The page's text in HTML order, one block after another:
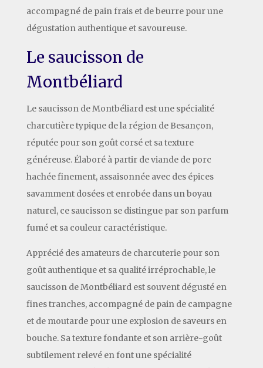
accompagné de pain frais et de beurre pour une
dégustation authentique et savoureuse.
Le saucisson de
Montbéliard
Le saucisson de Montbéliard est une spécialité
charcutière typique de la région de Besançon,
réputée pour son goût corsé et sa texture
généreuse. Élaboré à partir de viande de porc
hachée finement, assaisonnée avec des épices
savamment dosées et enrobée dans un boyau
naturel, ce saucisson se distingue par son parfum
fumé et sa couleur caractéristique.
Apprécié des amateurs de charcuterie pour son
goût authentique et sa qualité irréprochable, le
saucisson de Montbéliard est souvent dégusté en
fines tranches, accompagné de pain de campagne
et de moutarde pour une explosion de saveurs en
bouche. Sa texture fondante et son arrière-goût
subtilement relevé en font une spécialité